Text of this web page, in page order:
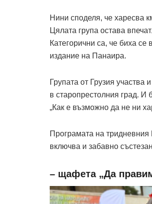
Нини споделя, че харесва
Цялата група остава
Категорични са, че биха
издание на Панаира.
Групата от Грузия
в старопрестолния град. И
„Как е възможно да не ни
Програмата на
включва и забавно
– щафета „Да